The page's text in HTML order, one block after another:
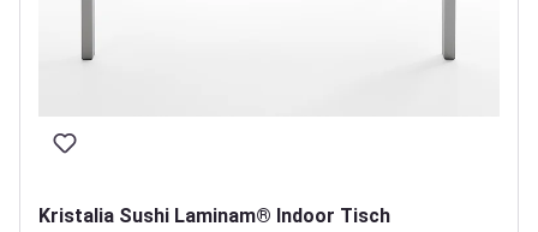
Kristalia Sushi Laminam® Indoor Tisch